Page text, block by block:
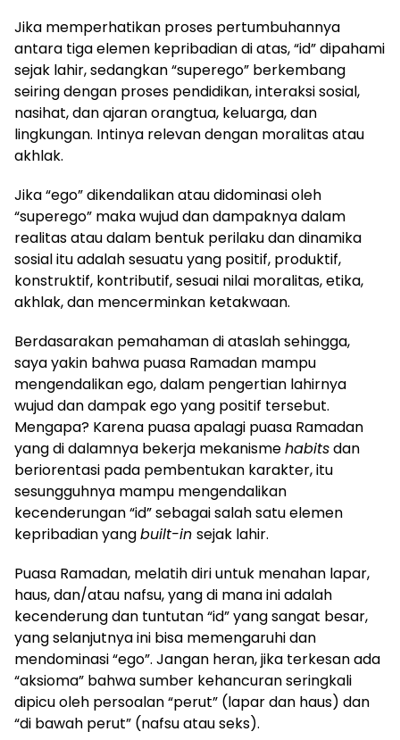
Jika memperhatikan proses pertumbuhannya
antara tiga elemen kepribadian di atas, “id” dipahami
sejak lahir, sedangkan “superego” berkembang
seiring dengan proses pendidikan, interaksi sosial,
nasihat, dan ajaran orangtua, keluarga, dan
lingkungan. Intinya relevan dengan moralitas atau
akhlak.
Jika “ego” dikendalikan atau didominasi oleh
“superego” maka wujud dan dampaknya dalam
realitas atau dalam bentuk perilaku dan dinamika
sosial itu adalah sesuatu yang positif, produktif,
konstruktif, kontributif, sesuai nilai moralitas, etika,
akhlak, dan mencerminkan ketakwaan.
Berdasarakan pemahaman di ataslah sehingga,
saya yakin bahwa puasa Ramadan mampu
mengendalikan ego, dalam pengertian lahirnya
wujud dan dampak ego yang positif tersebut.
Mengapa? Karena puasa apalagi puasa Ramadan
yang di dalamnya bekerja mekanismehabitsdan
beriorentasi pada pembentukan karakter, itu
sesungguhnya mampu mengendalikan
kecenderungan “id” sebagai salah satu elemen
kepribadian yangbuilt-in sejak lahir.
Puasa Ramadan, melatih diri untuk menahan lapar,
haus, dan/atau nafsu, yang di mana ini adalah
kecenderung dan tuntutan “id” yang sangat besar,
yang selanjutnya ini bisa memengaruhi dan
mendominasi “ego”. Jangan heran, jika terkesan ada
“aksioma” bahwa sumber kehancuran seringkali
dipicu oleh persoalan “perut” (lapar dan haus) dan
“di bawah perut” (nafsu atau seks).